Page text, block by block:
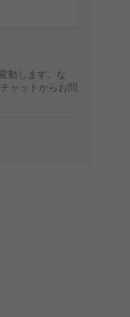
動します。な
ャットからお問